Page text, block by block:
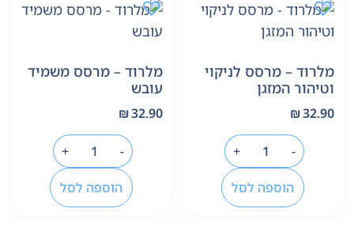
מלרוד – מרסס לניקוי
וטיהור המזגן
₪32.90
-
+
הוספה לסל
מלרוד – מרסס משמיד
עובש
₪32.90
-
+
הוספה לסל